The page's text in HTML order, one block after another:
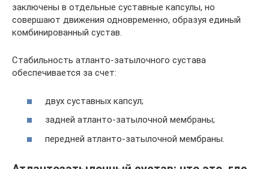
заключены в отдельные суставные капсулы, но
совершают движения одновременно, образуя единый
комбинированный сустав.
Стабильность атланто-затылочного сустава
обеспечивается за счет:
двух суставных капсул;
задней атланто-затылочной мембраны;
передней атланто-затылочной мембраны.